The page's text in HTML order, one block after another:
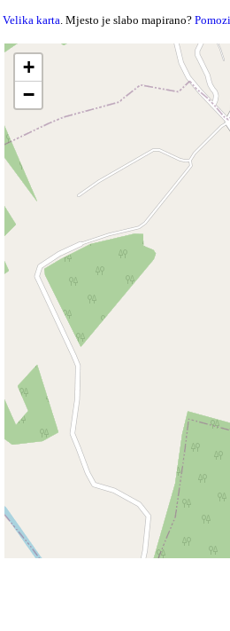
Velika karta. Mjesto je slabo mapirano?
+
−